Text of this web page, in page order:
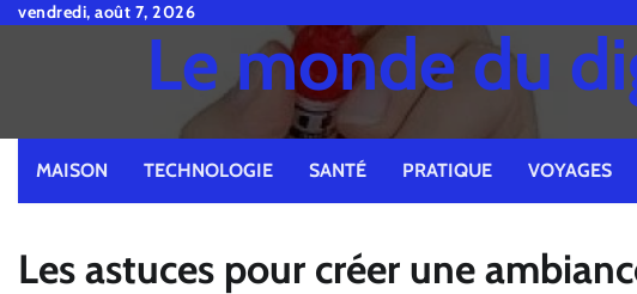
Skipvendredi, août 7, 2026
Le monde du
MAISON TECHNOLOGIE SANTÉ PRATIQUE VOYAGES
Les astuces pour créer une